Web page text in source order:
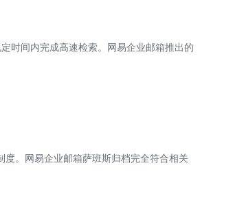
时间内完成高速检索。网易企业邮箱推出的
。网易企业邮箱萨班斯归档完全符合相关